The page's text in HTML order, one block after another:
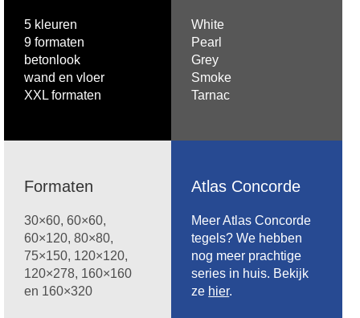
5 kleuren
9 formaten
betonlook
wand en vloer
XXL formaten
White
Pearl
Grey
Smoke
Tarnac
Formaten
30×60, 60×60,
60×120, 80×80,
75×150, 120×120,
120×278, 160×160
en 160×320
Atlas Concorde
Meer Atlas Concorde
tegels? We hebben
nog meer prachtige
series in huis. Bekijk
ze hier.